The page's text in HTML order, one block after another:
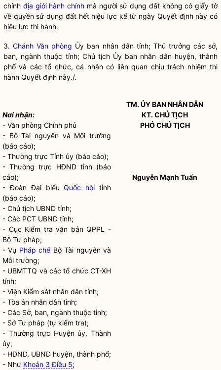
chỉnh địa giới hành chính mà người sử dụng đất không có giấy tờ
về quyền sử dụng đấthết hiệu lực kể từ ngày Quyết định này có
hiệu lực thi hành.
3.Chánh Văn phòng Ủy ban nhân dântỉnh; Thủ trưởng các sở,
ban, ngành thuộc tỉnh; Chủ tịch Ủy ban nhân dânhuyện, thành
phố và các tổ chức, cá nhân có liên quan chịu trách nhiệm thi
hành Quyết định này./.
Nơi nhận:
- Văn phòng Chính phủ
- Bộ Tài nguyên và Môi trường
(báo cáo);
- Thường trực Tỉnh ủy (báo cáo);
- Thường trực HĐND tỉnh (báo
cáo);
- Đoàn Đại biểuQuốc hội tỉnh
(báo cáo);
- Chủ tịch UBND tỉnh;
- Các PCT UBND tỉnh;
- Cục Kiểm tra văn bản QPPL -
Bộ Tư pháp;
- Vụ Pháp chếBộ Tài nguyên và
Môi trường;
- UBMTTQ và các tổ chức CT-XH
tỉnh;
- Viện Kiểm sát nhân dân tỉnh;
- Tòa án nhân dân tỉnh;
- Các Sở, ban, ngành thuộc tỉnh;
- Sở Tư pháp (tự kiểm tra);
- Thường trực Huyện ủy, Thành
ủy;
- HĐND, UBND huyện, thành phố;
- Như Khoản 3 Điều 5;
TM. ỦY BANNHÂN DÂN
KT. CHỦ TỊCH
PHÓ CHỦ TỊCH
Nguyễn Mạnh Tuấn